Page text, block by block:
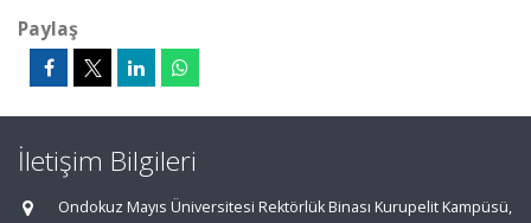
Paylaş
İletişim Bilgileri
Ondokuz Mayıs Üniversitesi Rektörlük Binası Kurupelit Kampüsü,